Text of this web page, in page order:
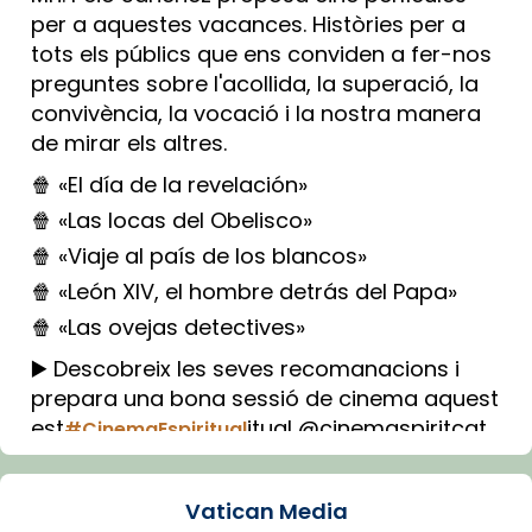
per a aquestes vacances. Històries per a
tots els públics que ens conviden a fer-nos
preguntes sobre l'acollida, la superació, la
convivència, la vocació i la nostra manera
de mirar els altres.
🍿 «El día de la revelación»
🍿 «Las locas del Obelisco»
🍿 «Viaje al país de los blancos»
🍿 «León XIV, el hombre detrás del Papa»
🍿 «Las ovejas detectives»
▶️ Descobreix les seves recomanacions i
prepara una bona sessió de cinema aquest
est#CinemaEspiritualitual @cinemaspiritcat
Imatge: Generada amb IA (OpenAI)
Vatican Media